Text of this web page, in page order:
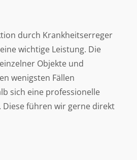
durch Krankheitserreger
wichtige Leistung. Die
Objekte und
wenigsten Fällen
sich eine professionelle
Diese führen wir gerne direkt